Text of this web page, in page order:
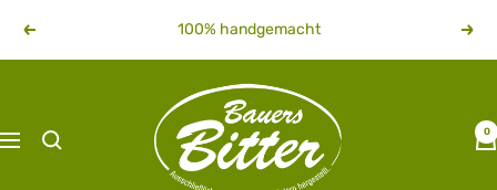
zum
Inhalt
Zurück 100% handgemacht
Navigation
bauersbitter
0